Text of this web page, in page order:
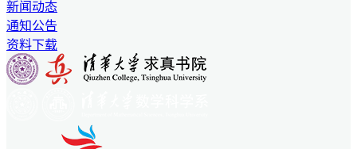
新闻动态
通知公告
资料下载